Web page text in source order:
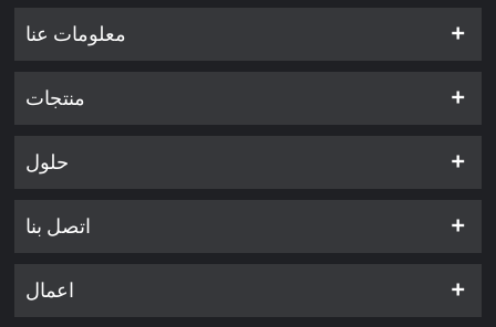
معلومات عنا
منتجات
حلول
اتصل بنا
اعمال